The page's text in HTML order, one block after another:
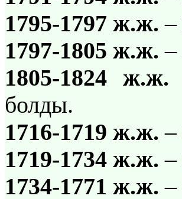
1795-1797 ж.ж. –
1797-1805 ж.ж. –
1805-1824 ж.ж.
болды.
1716-1719 ж.ж. –
1719-1734 ж.ж. –
1734-1771 ж.ж. –